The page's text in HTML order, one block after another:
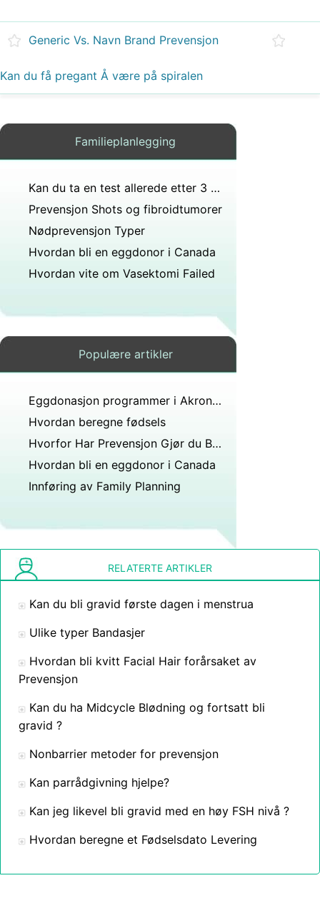
Generic Vs. Navn Brand Prevensjon
Kan du få pregant Å være på spiralen
Familieplanlegging
Kan du ta en test allerede etter 3 uker?
Prevensjon Shots og fibroidtumorer
Nødprevensjon Typer
Hvordan bli en eggdonor i Canada
Hvordan vite om Vasektomi Failed
Populære artikler
Eggdonasjon programmer i Akron , Ohio
Hvordan beregne fødsels
Hvorfor Har Prevensjon Gjør du Bigger
Hvordan bli en eggdonor i Canada
Innføring av Family Planning
RELATERTE ARTIKLER
Kan du bli gravid første dagen i menstrua
Ulike typer Bandasjer
Hvordan bli kvitt Facial Hair forårsaket av
Prevensjon
Kan du ha Midcycle Blødning og fortsatt bli
gravid ?
Nonbarrier metoder for prevensjon
Kan parrådgivning hjelpe?
Kan jeg likevel bli gravid med en høy FSH nivå ?
Hvordan beregne et Fødselsdato Levering